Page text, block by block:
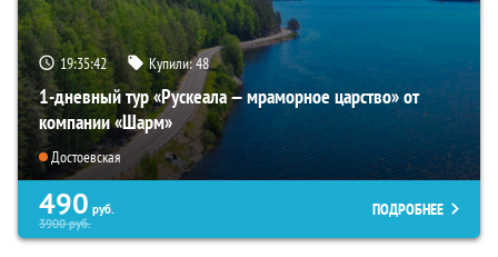
19:35:41 Купили:48
1-дневный тур «Рускеала — мраморное царство» от
компании «Шарм»
Достоевская
490 руб.
3900руб.
ПОДРОБНЕЕ